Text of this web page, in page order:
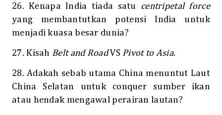
26. Kenapa India tiada satu centripetal force
yang membantutkan potensi India untuk
menjadi kuasa besar dunia?
27. Kisah Belt and RoadVS Pivot to Asia.
28. Adakah sebab utama China menuntut Laut
China Selatan untuk conquer sumber ikan
atau hendak mengawal perairan lautan?